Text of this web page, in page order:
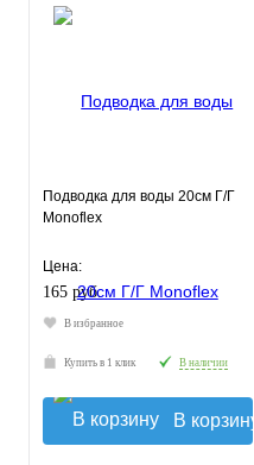
Подводка для воды 20см Г/Г
Monoflex
Цена:
165 руб.
В избранное
Купить в 1 клик В наличии
В корзину